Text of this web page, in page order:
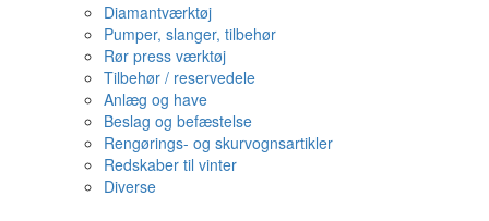
Diamantværktøj
Pumper, slanger, tilbehør
Rør press værktøj
Tilbehør / reservedele
Anlæg og have
Beslag og befæstelse
Rengørings- og skurvognsartikler
Redskaber til vinter
Diverse